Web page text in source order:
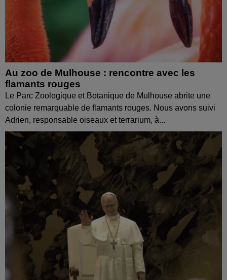
Au zoo de Mulhouse : rencontre avec les
flamants rouges
Le Parc Zoologique et Botanique de Mulhouse abrite une
colonie remarquable de flamants rouges. Nous avons suivi
Adrien, responsable oiseaux et terrarium, à...